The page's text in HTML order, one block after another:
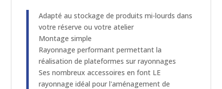
Adapté au stockage de produits mi-lourds dans
votre réserve ou votre atelier
Montage simple
Rayonnage performant permettant la
réalisation de plateformes sur rayonnages
Ses nombreux accessoires en font LE
rayonnage idéal pour l'aménagement de